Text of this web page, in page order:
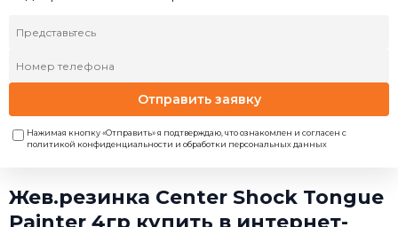
Отправить заявку
Нажимая кнопку «Отправить» я подтверждаю, что ознакомлен и согласен с
политикой конфиденциальности и обработки персональных данных
Жев.резинка Center Shock Tongue